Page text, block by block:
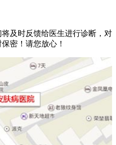
及时反馈给医生进行诊断，对
密！请您放心！